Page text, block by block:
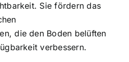
Sie fördern das
, die den Boden belüften
verbessern.